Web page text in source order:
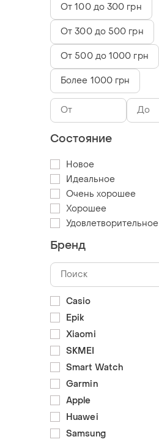
От 100 до 300 грн
От 300 до 500 грн
От 500 до 1000 грн
Более 1000 грн
Состояние
Новое
Идеальное
Очень хорошее
Хорошее
Удовлетворительное
Бренд
Casio
Epik
Xiaomi
SKMEI
Smart Watch
Garmin
Apple
Huawei
Samsung